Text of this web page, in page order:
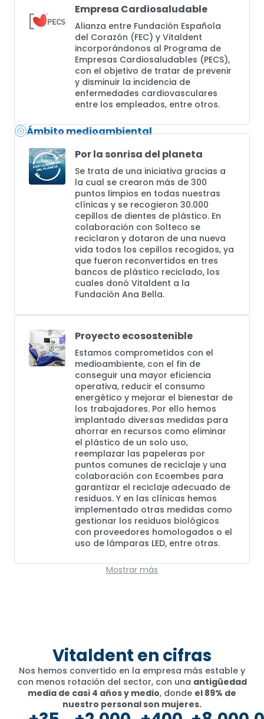
Empresa Cardiosaludable
Alianza entre Fundación Española
del Corazón (FEC) y Vitaldent
incorporándonos al Programa de
Empresas Cardiosaludables (PECS),
con el objetivo de tratar de prevenir
y disminuir la incidencia de
enfermedades cardiovasculares
entre los empleados, entre otros.
Ámbito medioambiental
Por la sonrisa del planeta
Se trata de una iniciativa gracias a
la cual se crearon más de 300
puntos limpios en todas nuestras
clínicas y se recogieron 30.000
cepillos de dientes de plástico. En
colaboración con Solteco se
reciclaron y dotaron de una nueva
vida todos los cepillos recogidos, ya
que fueron reconvertidos en tres
bancos de plástico reciclado, los
cuales donó Vitaldent a la
Fundación Ana Bella.
Proyecto ecosostenible
Estamos comprometidos con el
medioambiente, con el fin de
conseguir una mayor eficiencia
operativa, reducir el consumo
energético y mejorar el bienestar de
los trabajadores. Por ello hemos
implantado diversas medidas para
ahorrar en recursos como eliminar
el plástico de un solo uso,
reemplazar las papeleras por
puntos comunes de reciclaje y una
colaboración con Ecoembes para
garantizar el reciclaje adecuado de
residuos. Y en las clínicas hemos
implementado otras medidas como
gestionar los residuos biológicos
con proveedores homologados o el
uso de lámparas LED, entre otras.
Mostrar más
Vitaldent en cifras
Nos hemos convertido en la empresa más estable y
con menos rotación del sector, con una antigüedad
media de casi 4 años y medio, donde el 89% de
nuestro personal son mujeres.